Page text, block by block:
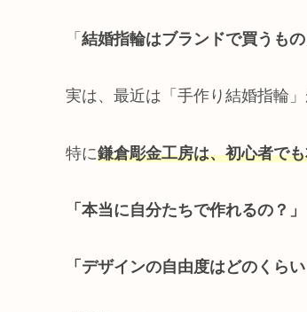
「 結婚指輪はブランドで買うもの
実は、最近は「手作り結婚指輪
特に鎌倉彫金工房は、初心者で
「本当に自分たちで作れるの？」
「デザインの自由度はどのくらい